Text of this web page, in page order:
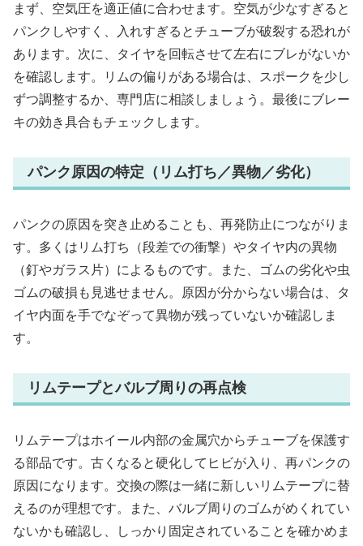
まず、空気圧を適正値に合わせます。空気が少なすぎると
パンクしやすく、入れすぎるとチューブが破裂する恐れが
あります。次に、タイヤを回転させて左右にブレがないか
を確認します。リムの偏りがある場合は、スポークを少し
ずつ調整するか、専門店に相談しましょう。最後にブレー
キの効き具合もチェックします。
パンク原因の特定（リム打ち／異物／劣化）
パンクの原因を突き止めることも、再発防止につながりま
す。多くはリム打ち（段差での衝撃）やタイヤ内の異物
（釘やガラス片）によるものです。また、ゴムの劣化や虫
ゴムの破損も見逃せません。原因が分からない場合は、タ
イヤ内面を手でなぞって異物が残っていないか確認しま
す。
リムテープとバルブ周りの再点検
リムテープはホイール内部の金属穴からチューブを保護す
る部品です。古くなると硬化してヒビが入り、再パンクの
原因になります。交換の際は一緒に新しいリムテープに替
えるのが理想です。また、バルブ周りのゴムがめくれてい
ないかも確認し、しっかり固定されていることを確かめま